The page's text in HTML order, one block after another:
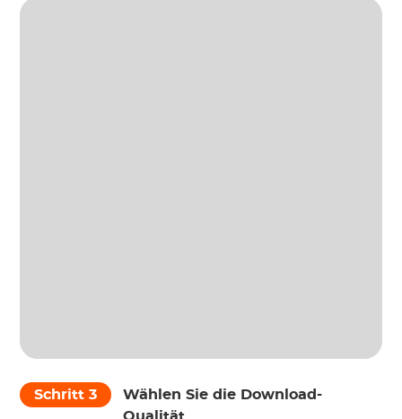
Schritt 3
Wählen Sie die Download-